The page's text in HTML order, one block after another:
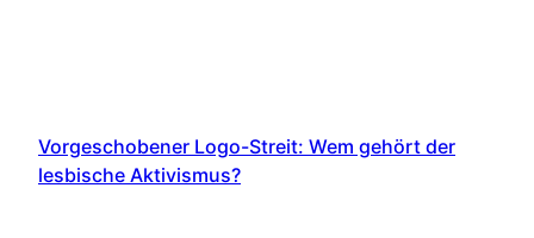
Vorgeschobener Logo-Streit: Wem gehört der
lesbische Aktivismus?